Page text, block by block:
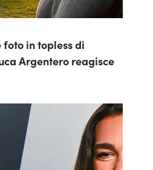
in topless di
Argentero reagisce